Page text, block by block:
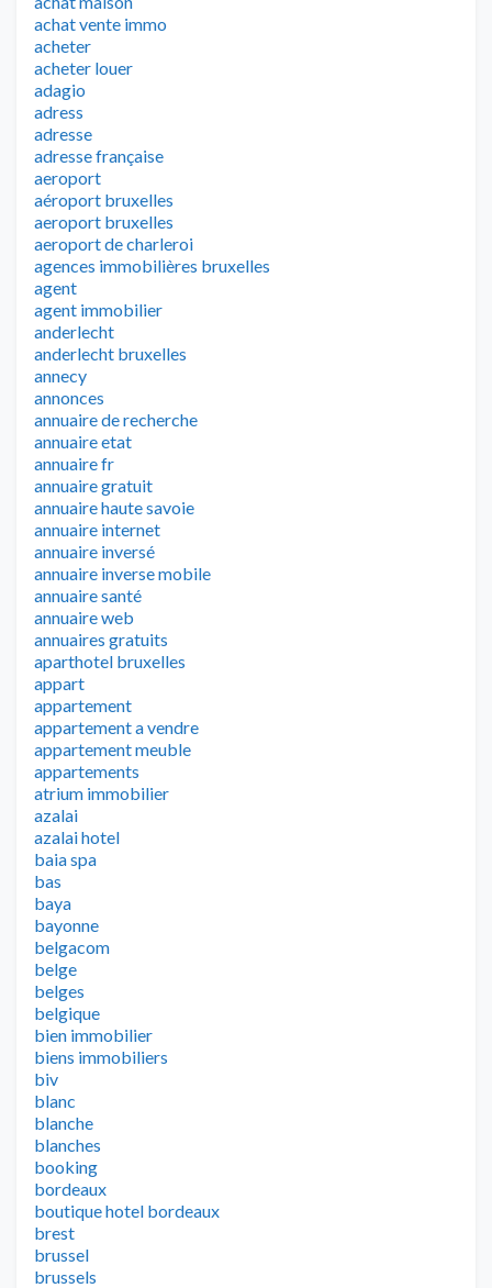
achat vente immo
acheter
acheter louer
adagio
adress
adresse
adresse française
aeroport
aéroport bruxelles
aeroport bruxelles
aeroport de charleroi
agences immobilières bruxelles
agent
agent immobilier
anderlecht
anderlecht bruxelles
annecy
annonces
annuaire de recherche
annuaire etat
annuaire fr
annuaire gratuit
annuaire haute savoie
annuaire internet
annuaire inversé
annuaire inverse mobile
annuaire santé
annuaire web
annuaires gratuits
aparthotel bruxelles
appart
appartement
appartement a vendre
appartement meuble
appartements
atrium immobilier
azalai
azalai hotel
baia spa
bas
baya
bayonne
belgacom
belge
belges
belgique
bien immobilier
biens immobiliers
biv
blanc
blanche
blanches
booking
bordeaux
boutique hotel bordeaux
brest
brussel
brussels